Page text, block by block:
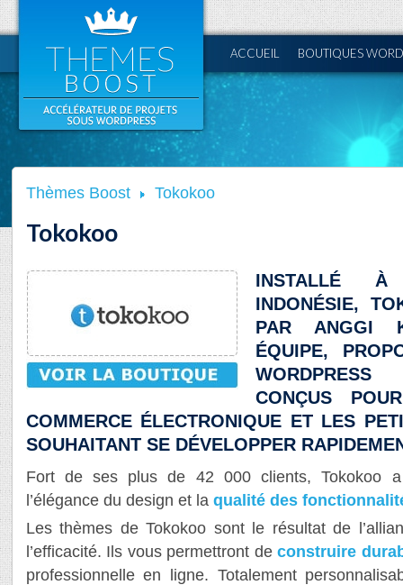
ACCUEIL BOUTIQUES
Thèmes Boost Tokokoo
Tokokoo
INSTALLÉ
INDONÉSIE,
PAR ANGGI
ÉQUIPE,
CONÇUS
COMMERCE ÉLECTRONIQUE ET LES
SOUHAITANT SE DÉVELOPPER
Fort de ses plus de 42 000 clients, Tokokoo
l’élégance du design et la qualité des
Les thèmes de Tokokoo sont le résultat de
l’efficacité. Ils vous permettront de construire
professionnelle en ligne. Totalement